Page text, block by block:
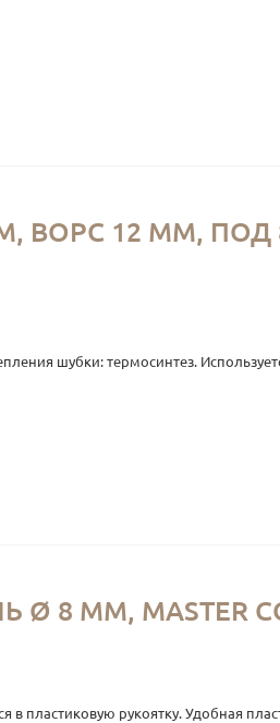
ВОРС 12 ММ, ПОД
шубки: термосинтез.
8 ММ, MASTER
пластиковую рукоятку. Удобная